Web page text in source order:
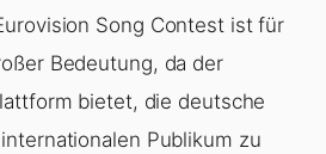
Song Contest ist für
Bedeutung, da der
bietet, die deutsche
Publikum zu